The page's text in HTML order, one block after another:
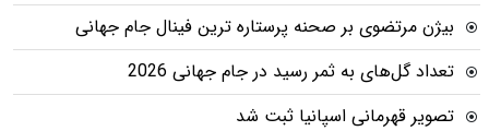
بیژن مرتضوی بر صحنه پرستاره ترین فینال جام جهانی
تعداد گل‌های به ثمر رسید در جام جهانی 2026
تصویر قهرمانی اسپانیا ثبت شد